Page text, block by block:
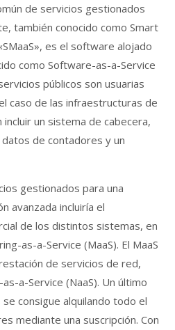
de servicios gestionados
también conocido como Smart
es el software alojado
como Software-as-a-Service
públicos son usuarias
caso de las infraestructuras de
un sistema de cabecera,
de contadores y un
gestionados para una
avanzada incluiría el
de los distintos sistemas, en
as-a-Service (MaaS). El MaaS
de servicios de red,
a-Service (NaaS). Un último
consigue alquilando todo el
mediante una suscripción. Con